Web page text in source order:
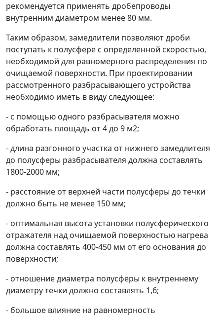
рекомендуется применять дробепроводы
внутренним диаметром менее 80 мм.
Таким образом, замедлители позволяют дроби
поступать к полусфере с определенной скоростью,
необходимой для равномерного распределения по
очищаемой поверхности. При проектировании
рассмотренного разбрасывающего устройства
необходимо иметь в виду следующее:
- с помощью одного разбрасывателя можно
обработать площадь от 4 до 9 м2;
- длина разгонного участка от нижнего замедлителя
до полусферы разбрасывателя должна составлять
1800-2000 мм;
- расстояние от верхней части полусферы до течки
должно быть не менее 150 мм;
- оптимальная высота установки полусферического
отражателя над очищаемой поверхностью нагрева
должна составлять 400-450 мм от его основания до
поверхности;
- отношение диаметра полусферы к внутреннему
диаметру течки должно составлять 1,6;
- большое влияние на равномерность